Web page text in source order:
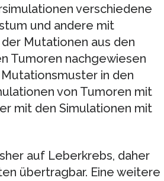
verschiedene
und andere mit
Mutationen aus den
Tumoren nachgewiesen
in den
von Tumoren mit
mit den Simulationen mit
auf Leberkrebs, daher
übertragbar. Eine weitere